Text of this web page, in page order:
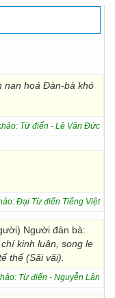
nan hoá Đàn-bà khó
Từ điển - Lê Văn Đức
Đại Từ điển Tiếng Việt
Người đàn bà:
kinh luân, song le
thế (Sãi vãi).
Từ điển - Nguyễn Lân